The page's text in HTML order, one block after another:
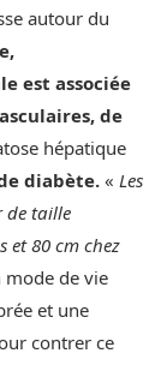
autour du
est associée
de
hépatique
diabète. « Les
de taille
et 80 cm chez
mode de vie
et une
contrer ce